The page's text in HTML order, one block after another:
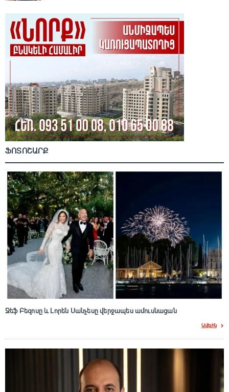
ՖՈՏՈՇԱՐՔ
Ջեֆ Բեզոսը և Լորեն Սանչեսը վերջապես ամուսնացան
Ավելին